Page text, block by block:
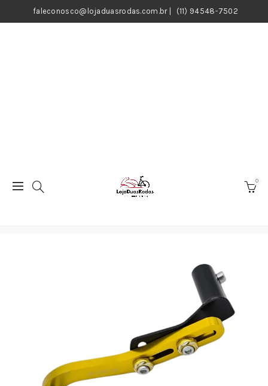
faleconosco@lojaduasrodas.com.br| (11) 94548-7502
0